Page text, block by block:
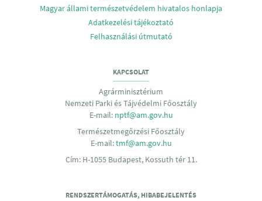
Magyar állami természetvédelem hivatalos honlapja
Adatkezelési tájékoztató
Felhasználási útmutató
KAPCSOLAT
Agrárminisztérium
Nemzeti Parki és Tájvédelmi Főosztály
E-mail: nptf@am.gov.hu
Természetmegőrzési Főosztály
E-mail:tmf@am.gov.hu
Cím: H-1055 Budapest, Kossuth tér 11.
RENDSZERTÁMOGATÁS, HIBABEJELENTÉS